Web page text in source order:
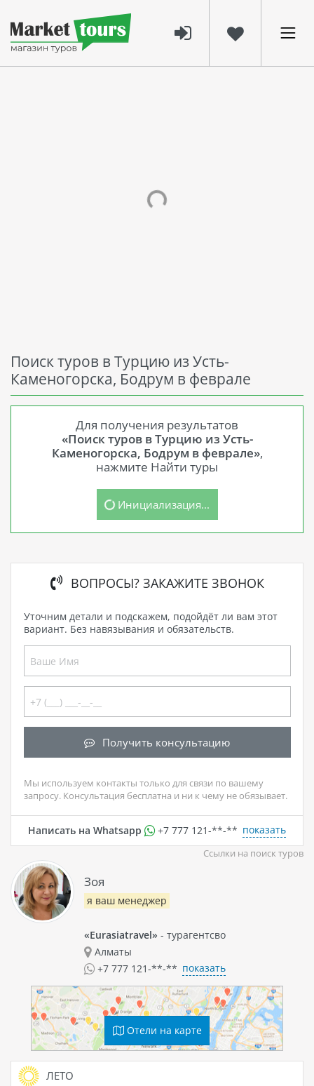
Поиск туров в Турцию из Усть-
Каменогорска, Бодрум в феврале
Для получения результатов
«Поиск туров в Турцию из Усть-
Каменогорска, Бодрум в феврале»,
нажмите Найти туры
Инициализация...
ВОПРОСЫ? ЗАКАЖИТЕ ЗВОНОК
Уточним детали и подскажем, подойдёт ли вам этот
вариант. Без навязывания и обязательств.
Получить консультацию
Мы используем контакты только для связи по вашему
запросу. Консультация бесплатна и ни к чему не обязывает.
Написать на Whatsapp +7 777 121-**-** показать
Ссылки на поиск туров
Зоя
я ваш менеджер
«Eurasiatravel» - турагентсво
Алматы
+7 777 121-**-** показать
Отели на карте
ЛЕТО